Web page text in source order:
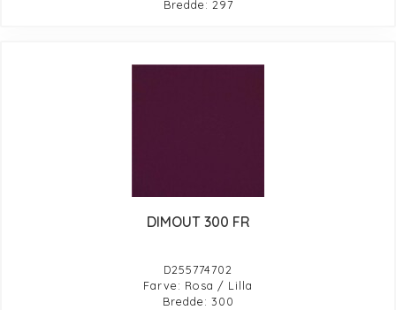
Bredde: 297
DIMOUT 300 FR
D255774702
Farve: Rosa / Lilla
Bredde: 300